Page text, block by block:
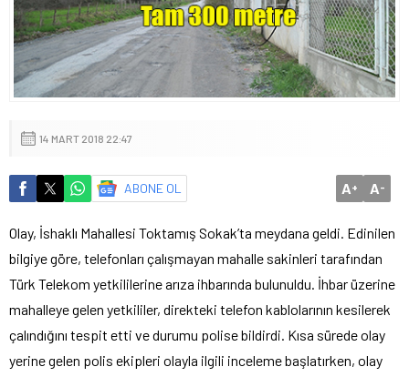
14 MART 2018 22:47
ABONE OL A+ A-
Olay, İshaklı Mahallesi Toktamış Sokak’ta meydana geldi. Edinilen
bilgiye göre, telefonları çalışmayan mahalle sakinleri tarafından
Türk Telekom yetkililerine arıza ihbarında bulunuldu. İhbar üzerine
mahalleye gelen yetkililer, direkteki telefon kablolarının kesilerek
çalındığını tespit etti ve durumu polise bildirdi. Kısa sürede olay
yerine gelen polis ekipleri olayla ilgili inceleme başlatırken, olay